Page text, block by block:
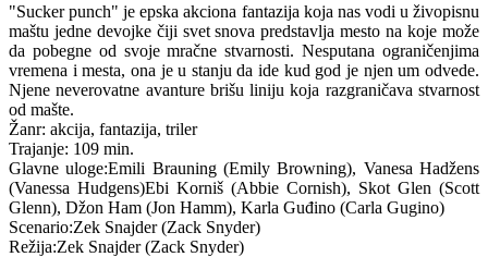
"Sucker punch" je epska akciona fantazija koja nas vodi u živopisnu
maštu jedne devojke čiji svet snova predstavlja mesto na koje može
da pobegne od svoje mračne stvarnosti. Nesputana ograničenjima
vremena i mesta, ona je u stanju da ide kud god je njen um odvede.
Njene neverovatne avanture brišu liniju koja razgraničava stvarnost
od mašte.
Žanr: akcija, fantazija, triler
Trajanje: 109 min.
Glavne uloge:Emili Brauning (Emily Browning), Vanesa Hadžens
(Vanessa Hudgens)Ebi Korniš (Abbie Cornish), Skot Glen (Scott
Glenn), Džon Ham (Jon Hamm), Karla Guđino (Carla Gugino)
Scenario:Zek Snajder (Zack Snyder)
Režija:Zek Snajder (Zack Snyder)